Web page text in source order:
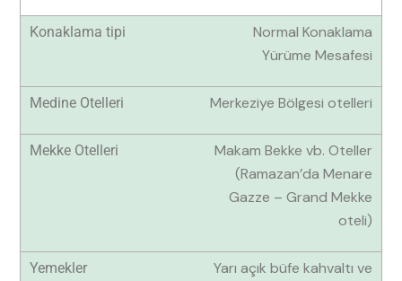
Normal Konaklama
Yürüme Mesafesi
Merkeziye Bölgesi otelleri
Makam Bekke vb. Oteller
(Ramazan’da Menare
Gazze – Grand Mekke
oteli)
Yarı açık büfe kahvaltı ve